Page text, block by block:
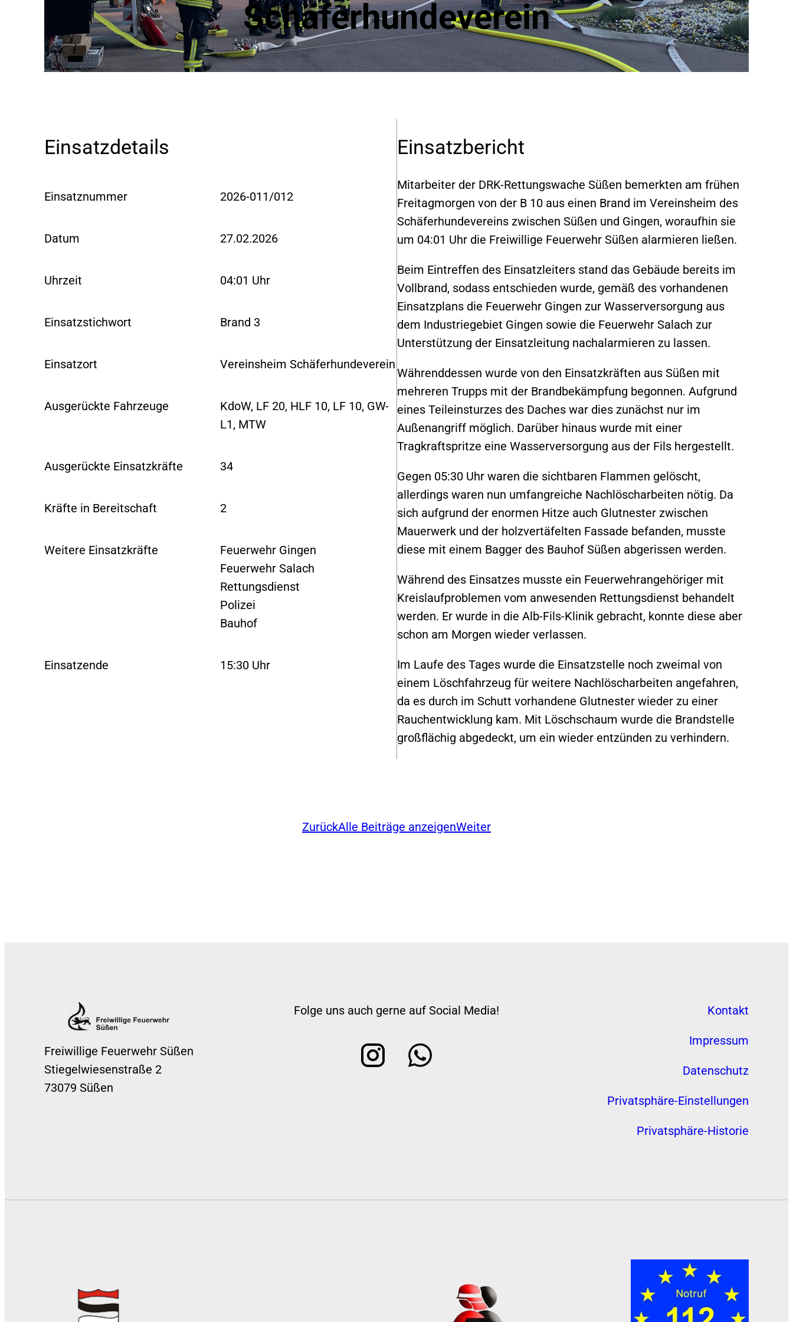
Schäferhundeverein
Einsatzdetails
Einsatznummer 2026-011/012
Datum 27.02.2026
Uhrzeit 04:01 Uhr
Einsatzstichwort Brand 3
Einsatzort Vereinsheim Schäferhundeverein
Ausgerückte Fahrzeuge
KdoW, LF 20, HLF 10, LF 10, GW-
L1, MTW
Ausgerückte Einsatzkräfte 34
Kräfte in Bereitschaft 2
Weitere Einsatzkräfte
Feuerwehr Gingen
Feuerwehr Salach
Rettungsdienst
Polizei
Bauhof
Einsatzende 15:30 Uhr
Einsatzbericht
Mitarbeiter der DRK-Rettungswache Süßen bemerkten am frühen
Freitagmorgen von der B 10 aus einen Brand im Vereinsheim des
Schäferhundevereins zwischen Süßen und Gingen, woraufhin sie
um 04:01 Uhr die Freiwillige Feuerwehr Süßen alarmieren ließen.
Beim Eintreffen des Einsatzleiters stand das Gebäude bereits im
Vollbrand, sodass entschieden wurde, gemäß des vorhandenen
Einsatzplans die Feuerwehr Gingen zur Wasserversorgung aus
dem Industriegebiet Gingen sowie die Feuerwehr Salach zur
Unterstützung der Einsatzleitung nachalarmieren zu lassen.
Währenddessen wurde von den Einsatzkräften aus Süßen mit
mehreren Trupps mit der Brandbekämpfung begonnen. Aufgrund
eines Teileinsturzes des Daches war dies zunächst nur im
Außenangriff möglich. Darüber hinaus wurde mit einer
Tragkraftspritze eine Wasserversorgung aus der Fils hergestellt.
Gegen 05:30 Uhr waren die sichtbaren Flammen gelöscht,
allerdings waren nun umfangreiche Nachlöscharbeiten nötig. Da
sich aufgrund der enormen Hitze auch Glutnester zwischen
Mauerwerk und der holzvertäfelten Fassade befanden, musste
diese mit einem Bagger des Bauhof Süßen abgerissen werden.
Während des Einsatzes musste ein Feuerwehrangehöriger mit
Kreislaufproblemen vom anwesenden Rettungsdienst behandelt
werden. Er wurde in die Alb-Fils-Klinik gebracht, konnte diese aber
schon am Morgen wieder verlassen.
Im Laufe des Tages wurde die Einsatzstelle noch zweimal von
einem Löschfahrzeug für weitere Nachlöscharbeiten angefahren,
da es durch im Schutt vorhandene Glutnester wieder zu einer
Rauchentwicklung kam. Mit Löschschaum wurde die Brandstelle
großflächig abgedeckt, um ein wieder entzünden zu verhindern.
ZurückAlle Beiträge anzeigenWeiter
Freiwillige Feuerwehr Süßen
Stiegelwiesenstraße 2
73079 Süßen
Folge uns auch gerne auf Social Media! Kontakt
Impressum
Datenschutz
Privatsphäre-Einstellungen
Privatsphäre-Historie